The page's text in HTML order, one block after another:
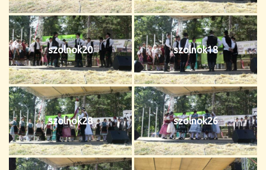
szolnok20 szolnok18
szolnok28 szolnok26